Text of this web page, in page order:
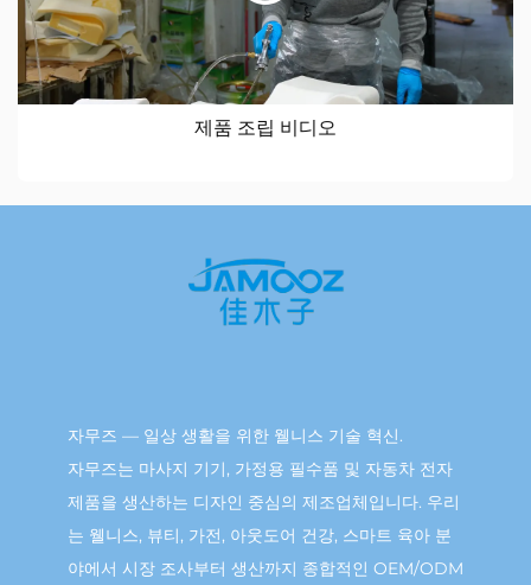
제품 조립 비디오
자무즈 — 일상 생활을 위한 웰니스 기술 혁신.
자무즈는 마사지 기기, 가정용 필수품 및 자동차 전자
제품을 생산하는 디자인 중심의 제조업체입니다. 우리
는 웰니스, 뷰티, 가전, 아웃도어 건강, 스마트 육아 분
야에서 시장 조사부터 생산까지 종합적인 OEM/ODM